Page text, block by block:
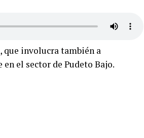
que involucra también a
el sector de Pudeto Bajo.